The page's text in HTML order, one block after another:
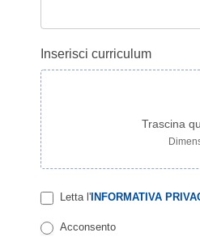
Inserisci curriculum
Trascina
Letta l' INFORMATIVA
Acconsento